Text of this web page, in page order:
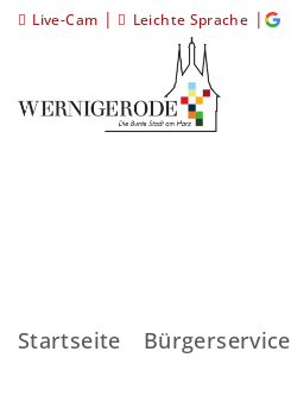
Live-Cam | Leichte Sprache |
Startseite Bürgerservice